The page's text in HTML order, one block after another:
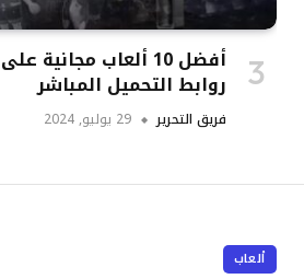
أفضل 10 ألعاب
روابط التحميل المباشر
فريق التحرير 29 يوليو, 2024
ألعاب